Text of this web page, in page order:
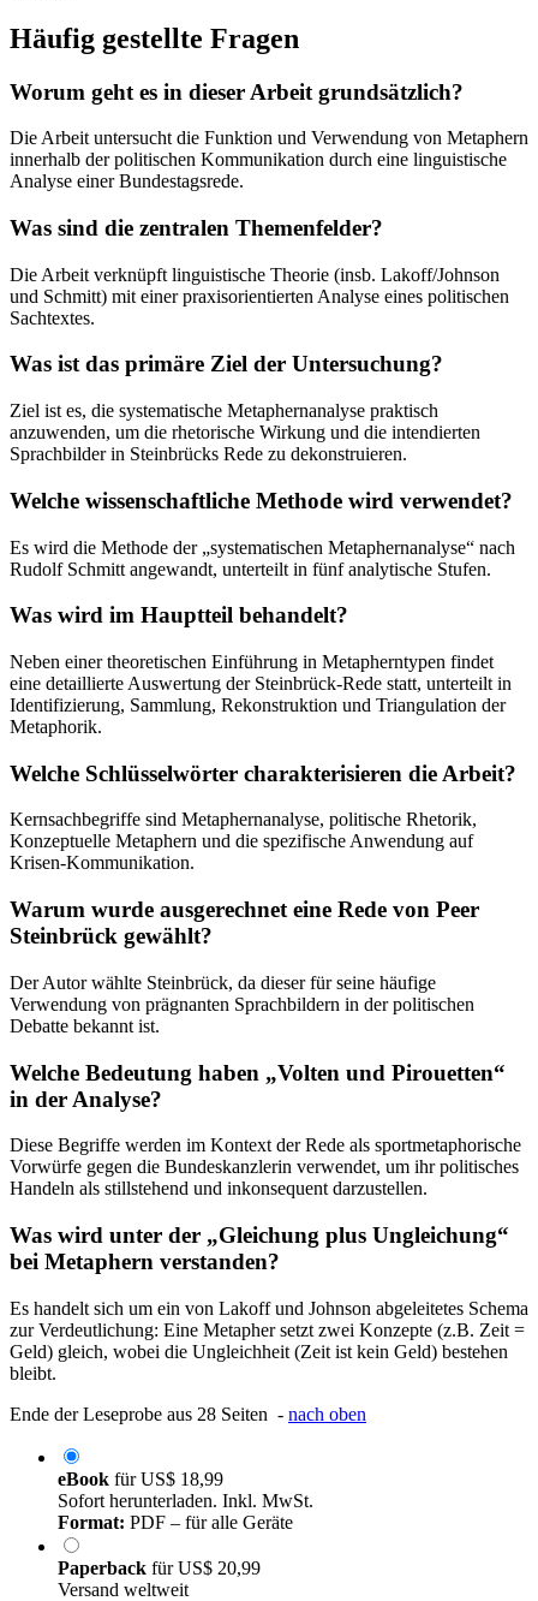
Häufig gestellte Fragen
Worum geht es in dieser Arbeit grundsätzlich?
Die Arbeit untersucht die Funktion und Verwendung von Metaphern
innerhalb der politischen Kommunikation durch eine linguistische
Analyse einer Bundestagsrede.
Was sind die zentralen Themenfelder?
Die Arbeit verknüpft linguistische Theorie (insb. Lakoff/Johnson
und Schmitt) mit einer praxisorientierten Analyse eines politischen
Sachtextes.
Was ist das primäre Ziel der Untersuchung?
Ziel ist es, die systematische Metaphernanalyse praktisch
anzuwenden, um die rhetorische Wirkung und die intendierten
Sprachbilder in Steinbrücks Rede zu dekonstruieren.
Welche wissenschaftliche Methode wird verwendet?
Es wird die Methode der „systematischen Metaphernanalyse“ nach
Rudolf Schmitt angewandt, unterteilt in fünf analytische Stufen.
Was wird im Hauptteil behandelt?
Neben einer theoretischen Einführung in Metapherntypen findet
eine detaillierte Auswertung der Steinbrück-Rede statt, unterteilt in
Identifizierung, Sammlung, Rekonstruktion und Triangulation der
Metaphorik.
Welche Schlüsselwörter charakterisieren die Arbeit?
Kernsachbegriffe sind Metaphernanalyse, politische Rhetorik,
Konzeptuelle Metaphern und die spezifische Anwendung auf
Krisen-Kommunikation.
Warum wurde ausgerechnet eine Rede von Peer
Steinbrück gewählt?
Der Autor wählte Steinbrück, da dieser für seine häufige
Verwendung von prägnanten Sprachbildern in der politischen
Debatte bekannt ist.
Welche Bedeutung haben „Volten und Pirouetten“
in der Analyse?
Diese Begriffe werden im Kontext der Rede als sportmetaphorische
Vorwürfe gegen die Bundeskanzlerin verwendet, um ihr politisches
Handeln als stillstehend und inkonsequent darzustellen.
Was wird unter der „Gleichung plus Ungleichung“
bei Metaphern verstanden?
Es handelt sich um ein von Lakoff und Johnson abgeleitetes Schema
zur Verdeutlichung: Eine Metapher setzt zwei Konzepte (z.B. Zeit =
Geld) gleich, wobei die Ungleichheit (Zeit ist kein Geld) bestehen
bleibt.
Ende der Leseprobe aus 28 Seiten - nach oben
eBook fürUS$ 18,99
Sofort herunterladen. Inkl. MwSt.
Format: PDF – für alle Geräte
Paperback fürUS$ 20,99
Versand weltweit